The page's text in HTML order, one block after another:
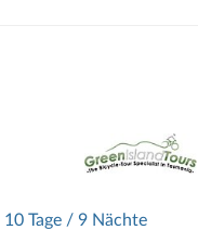
10 Tage / 9 Nächte